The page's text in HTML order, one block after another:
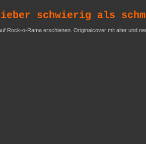
schwierig als
Rock-o-Rama erschienen. Originalcover mit alter und